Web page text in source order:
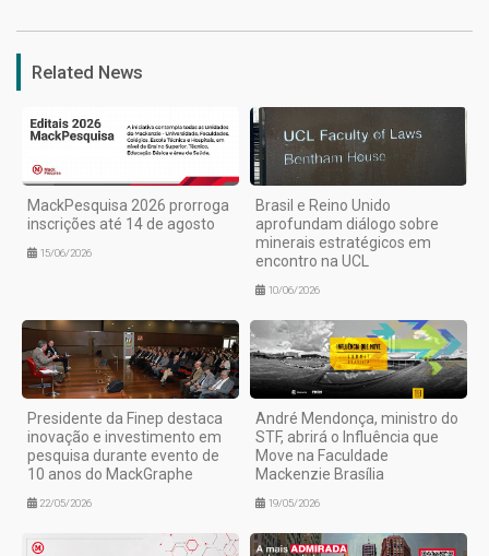
Related News
MackPesquisa 2026 prorroga
inscrições até 14 de agosto
15/06/2026
Brasil e Reino Unido
aprofundam diálogo sobre
minerais estratégicos em
encontro na UCL
10/06/2026
Presidente da Finep destaca
inovação e investimento em
pesquisa durante evento de
10 anos do MackGraphe
22/05/2026
André Mendonça, ministro do
STF, abrirá o Influência que
Move na Faculdade
Mackenzie Brasília
19/05/2026